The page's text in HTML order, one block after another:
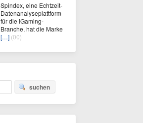
Spindex, eine Echtzeit-
Datenanalyseplattform
für die iGaming-
Branche, hat die Marke
[…] (00)
suchen